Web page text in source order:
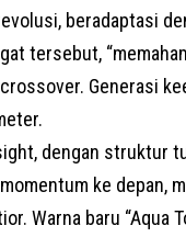
beradaptasi
tersebut,
crossover. Generasi
dengan struktur
ke depan,
Warna baru “Aqua